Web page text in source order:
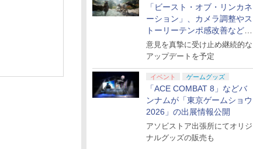
「ビースト・オブ・リンカネ
ーション」、カメラ調整やス
トーリーテンポ感改善などの
アプデを1週間以内に実施
意見を真摯に受け止め継続的な
アップデートを予定
イベント ゲームグッズ
「ACE COMBAT 8」などバ
ンナムが「東京ゲームショウ
2026」の出展情報公開
アソビストア出張所にてオリジ
ナルグッズの販売も